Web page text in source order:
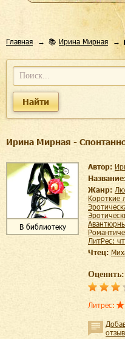
Главная 📚 Ирина Мирная
Найти
Ирина Мирная -
В библиотеку
Автор:
Жанр:
ЛитРес:
Чтец:
Оценить:
Литрес:
отзыв